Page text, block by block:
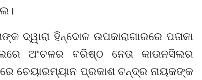
ଦ୍ୱାରା ହିନ୍ଦୋଳ ଉପକାରାଗାରରେ ପତାକା
ଅଂଚଳର ବରିଷ୍ଠ ନେତା କାଉନସିଲର
ଚେୟାରମ୍ୟାନ ପ୍ରକାଶ ଚନ୍ଦ୍ର ନାୟକଙ୍କ